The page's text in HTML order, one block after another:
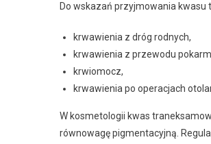
Do wskazań przyjmowania kwasu
krwawienia z dróg rodnych,
krwawienia z przewodu
krwiomocz,
krwawienia po operacjach
W kosmetologii kwas
równowagę pigmentacyjną.